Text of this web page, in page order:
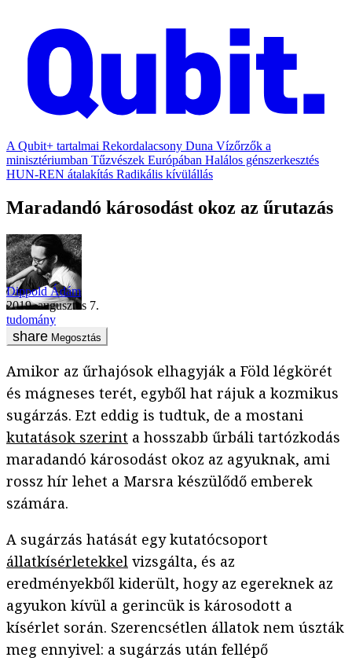
A Qubit+ tartalmai Rekordalacsony Duna Vízőrzők a
minisztériumban Tűzvészek Európában Halálos génszerkesztés
HUN-REN átalakítás Radikális kívülállás
Maradandó károsodást okoz az űrutazás
Dippold Ádám
2019. augusztus 7.
tudomány
Megosztás
Amikor az űrhajósok elhagyják a Föld légkörét
és mágneses terét, egyből hat rájuk a kozmikus
sugárzás. Ezt eddig is tudtuk, de a mostani
kutatások szerint a hosszabb űrbáli tartózkodás
maradandó károsodást okoz az agyuknak, ami
rossz hír lehet a Marsra készülődő emberek
számára.
A sugárzás hatását egy kutatócsoport
állatkísérletekkel vizsgálta, és az
eredményekből kiderült, hogy az egereknek az
agyukon kívül a gerincük is károsodott a
kísérlet során. Szerencsétlen állatok nem úszták
meg ennyivel: a sugárzás után fellépő